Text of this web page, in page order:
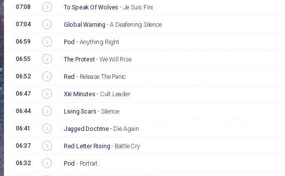
07:08 To Speak Of Wolves - Je Suis Fini
07:04 Global Warning -A Deafening Silence
06:59 Pod - Anything Right
06:55 The Protest- We Will Rise
06:52 Red - Release The Panic
06:47 Xiii Minutes - Cult Leader
06:44 Living Scars - Silence
06:41 Jagged Doctrine- Die Again
06:37 Red Letter Rising - Battle Cry
06:32 Pod - Portrait